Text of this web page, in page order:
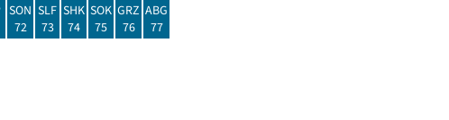
SON
72
SLF
73
SHK
74
SOK
75
GRZ
76
ABG
77